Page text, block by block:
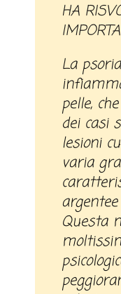
HA RISVOLTI PSICOLOGICI
La
pelle,
dei casi
lesioni
varia
Questa